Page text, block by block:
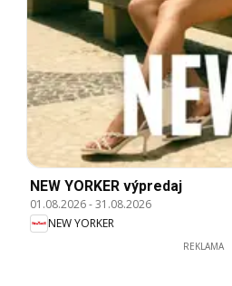
NEW YORKER výpredaj
01.08.2026-31.08.2026
NEW YORKER
REKLAMA